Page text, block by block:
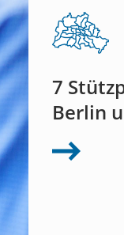
7
Berlin